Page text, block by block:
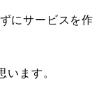
にサービスを作
います。